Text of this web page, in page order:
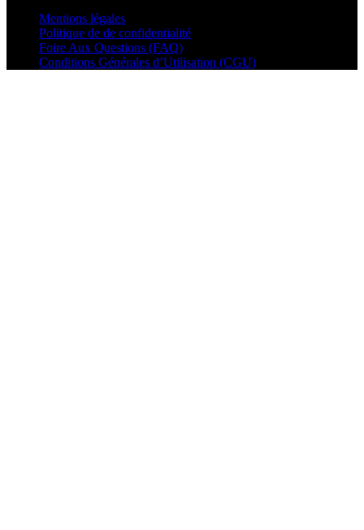
Mentions légales
Politique de de confidentialité
Foire Aux Questions (FAQ)
Conditions Générales d’Utilisation (CGU)